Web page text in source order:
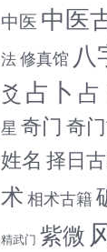
中医 中医
法修真馆 八
爻 占卜 占
星 奇门 奇
姓名 择日
术 相术古籍
精武门 紫微